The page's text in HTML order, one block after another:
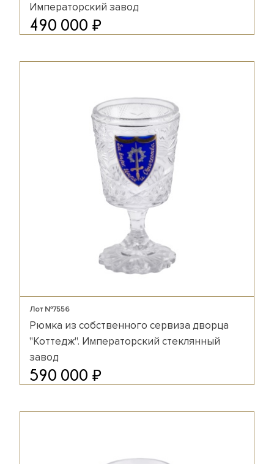
Императорский завод
490 000 ₽
Лот №7556
Рюмка из собственного сервиза дворца
"Коттедж". Императорский стеклянный
завод
590 000 ₽